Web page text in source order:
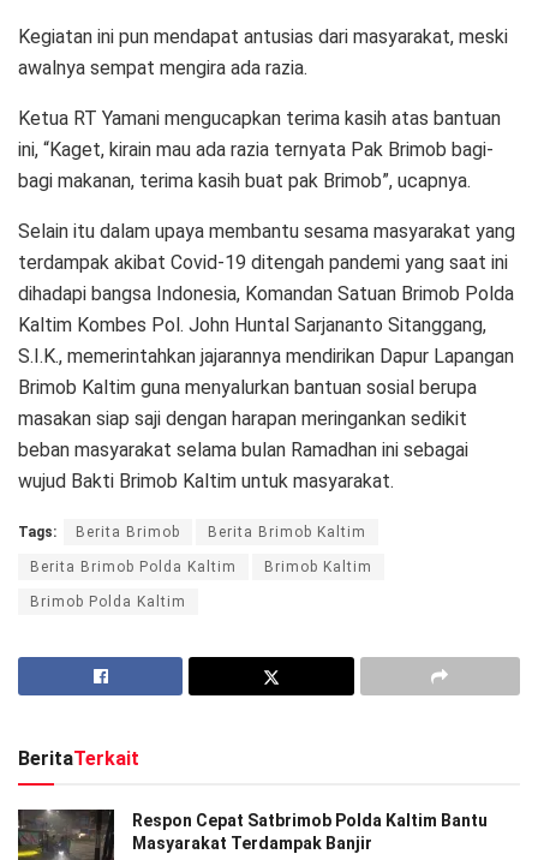
Kegiatan ini pun mendapat antusias dari masyarakat, meski
awalnya sempat mengira ada razia.
Ketua RT Yamani mengucapkan terima kasih atas bantuan
ini, “Kaget, kirain mau ada razia ternyata Pak Brimob bagi-
bagi makanan, terima kasih buat pak Brimob”, ucapnya.
Selain itu dalam upaya membantu sesama masyarakat yang
terdampak akibat Covid-19 ditengah pandemi yang saat ini
dihadapi bangsa Indonesia, Komandan Satuan Brimob Polda
Kaltim Kombes Pol. John Huntal Sarjananto Sitanggang,
S.I.K., memerintahkan jajarannya mendirikan Dapur Lapangan
Brimob Kaltim guna menyalurkan bantuan sosial berupa
masakan siap saji dengan harapan meringankan sedikit
beban masyarakat selama bulan Ramadhan ini sebagai
wujud Bakti Brimob Kaltim untuk masyarakat.
Tags: Berita Brimob Berita Brimob Kaltim
Berita Brimob Polda Kaltim Brimob Kaltim
Brimob Polda Kaltim
BeritaTerkait
Respon Cepat Satbrimob Polda Kaltim Bantu
Masyarakat Terdampak Banjir